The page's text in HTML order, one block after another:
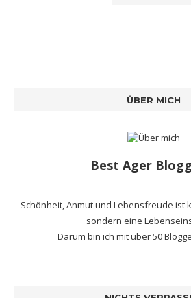
ÜBER MICH
Best Ager
Schönheit, Anmut und Lebensfreude ist
sondern eine
Darum bin ich mitüber 50